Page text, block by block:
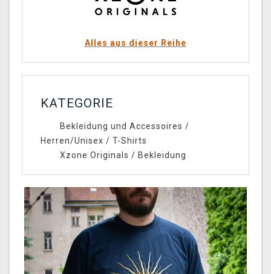
Alles aus dieser Reihe
KATEGORIE
Bekleidung und Accessoires /
Herren/Unisex / T-Shirts
Xzone Originals / Bekleidung